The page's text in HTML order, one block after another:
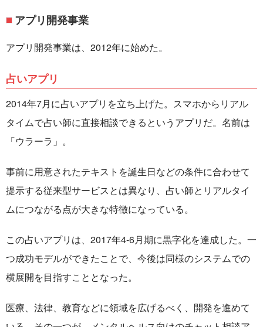
アプリ開発事業
アプリ開発事業は、2012年に始めた。
占いアプリ
2014年7月に占いアプリを立ち上げた。スマホからリアル
タイムで占い師に直接相談できるというアプリだ。名前は
「ウラーラ」。
事前に用意されたテキストを誕生日などの条件に合わせて
提示する従来型サービスとは異なり、占い師とリアルタイ
ムにつながる点が大きな特徴になっている。
この占いアプリは、2017年4-6月期に黒字化を達成した。一
つ成功モデルができたことで、今後は同様のシステムでの
横展開を目指すこととなった。
医療、法律、教育などに領域を広げるべく、開発を進めて